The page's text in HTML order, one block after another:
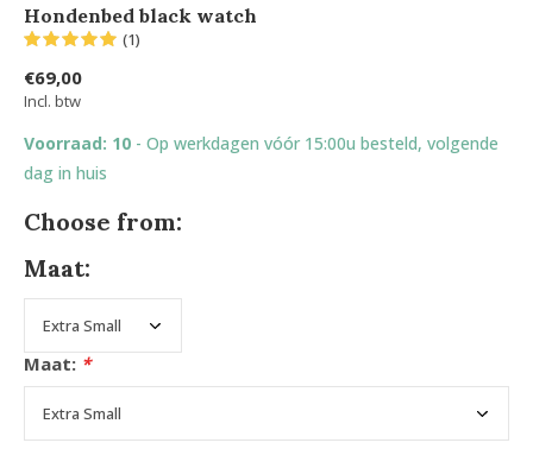
Hondenbed black watch
(1)
€69,00
Incl. btw
Voorraad: 10 - Op werkdagen vóór 15:00u besteld, volgende
dag in huis
Choose from:
Maat:
Maat: *